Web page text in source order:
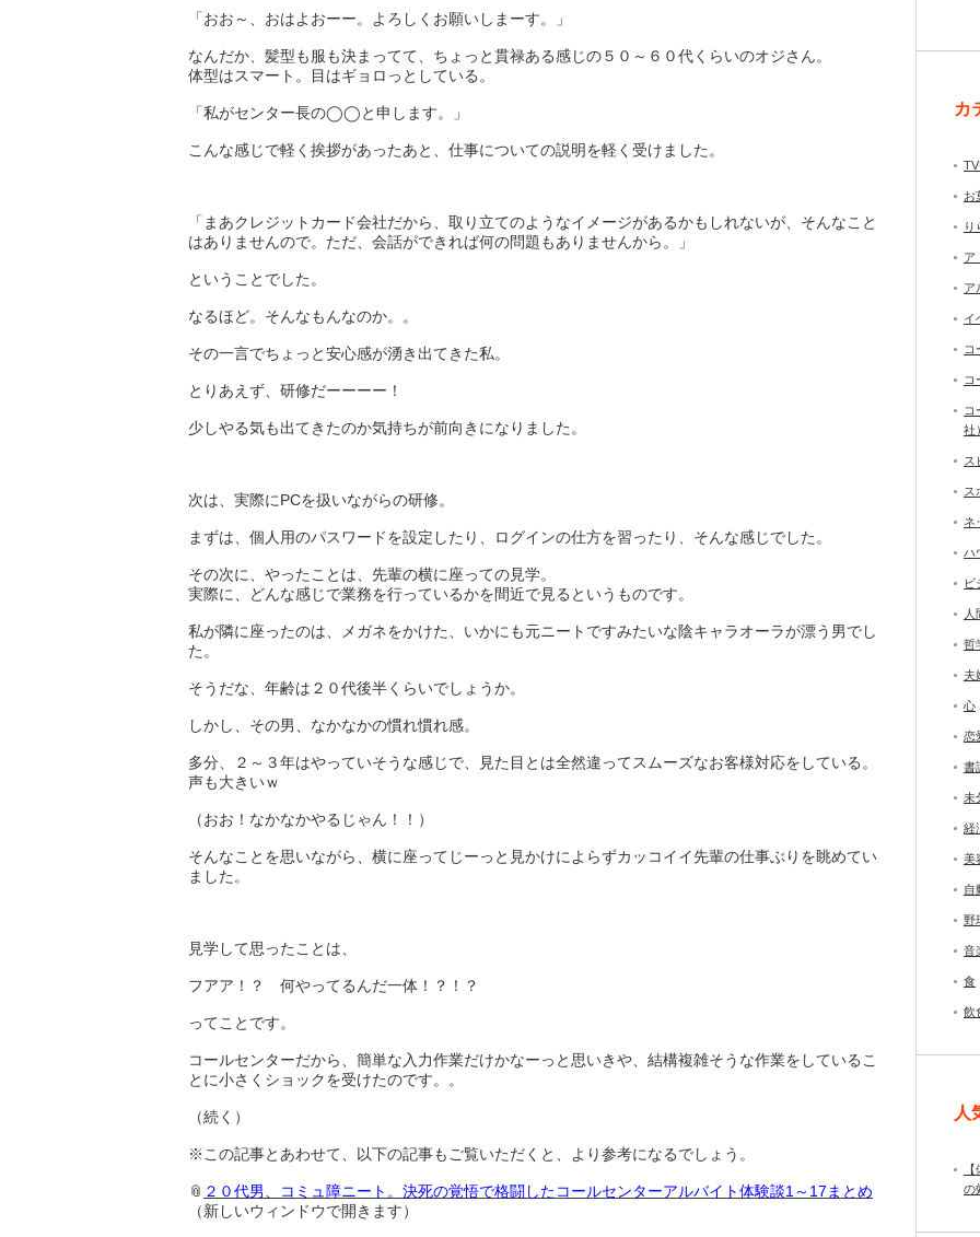
「おお～、おはよおーー。よろしくお願いしまーす。」
なんだか、髪型も服も決まってて、ちょっと貫禄ある感じの５０～６０代くらいのオジさん。
体型はスマート。目はギョロっとしている。
「私がセンター長の◯◯と申します。」
こんな感じで軽く挨拶があったあと、仕事についての説明を軽く受けました。
「まあクレジットカード会社だから、取り立てのようなイメージがあるかもしれないが、そんなこと
はありませんので。ただ、会話ができれば何の問題もありませんから。」
ということでした。
なるほど。そんなもんなのか。。
その一言でちょっと安心感が湧き出てきた私。
とりあえず、研修だーーーー！
少しやる気も出てきたのか気持ちが前向きになりました。
次は、実際にPCを扱いながらの研修。
まずは、個人用のパスワードを設定したり、ログインの仕方を習ったり、そんな感じでした。
その次に、やったことは、先輩の横に座っての見学。
実際に、どんな感じで業務を行っているかを間近で見るというものです。
私が隣に座ったのは、メガネをかけた、いかにも元ニートですみたいな陰キャラオーラが漂う男でし
た。
そうだな、年齢は２０代後半くらいでしょうか。
しかし、その男、なかなかの慣れ慣れ感。
多分、２～３年はやっていそうな感じで、見た目とは全然違ってスムーズなお客様対応をしている。
声も大きいｗ
（おお！なかなかやるじゃん！！）
そんなことを思いながら、横に座ってじーっと見かけによらずカッコイイ先輩の仕事ぶりを眺めてい
ました。
見学して思ったことは、
フアア！？ 何やってるんだ一体！？！？
ってことです。
コールセンターだから、簡単な入力作業だけかなーっと思いきや、結構複雑そうな作業をしているこ
とに小さくショックを受けたのです。。
（続く）
※この記事とあわせて、以下の記事もご覧いただくと、より参考になるでしょう。
📎 ２０代男、コミュ障ニート。決死の覚悟で格闘したコールセンターアルバイト体験談1～17まとめ
（新しいウィンドウで開きます）
カ
お
り
ア
ア
イ
コ
コ
コ
社
ス
ス
ネ
ハ
ビ
人
哲
夫
心
恋
書
未
経
美
自
野
音
食
飲
人
の